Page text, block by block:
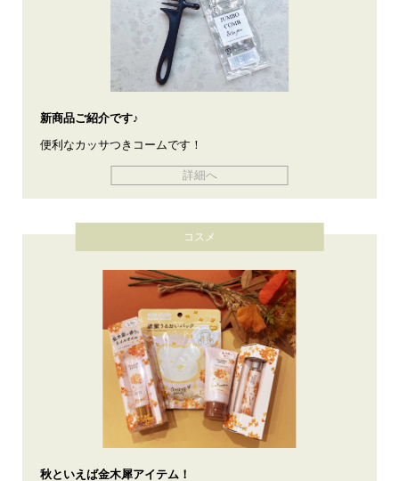
新商品ご紹介です♪
便利なカッサつきコームです！
詳細へ
コスメ
秋といえば金木犀アイテム！